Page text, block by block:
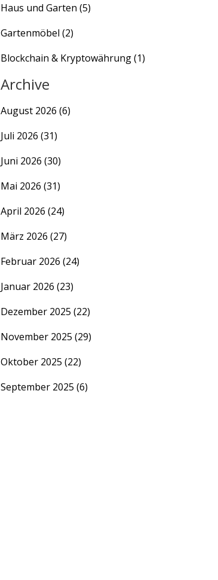
Haus und Garten (5)
Gartenmöbel (2)
Blockchain & Kryptowährung(1)
Archive
August 2026 (6)
Juli 2026 (31)
Juni 2026 (30)
Mai 2026 (31)
April 2026 (24)
März 2026 (27)
Februar 2026 (24)
Januar 2026 (23)
Dezember 2025 (22)
November 2025 (29)
Oktober 2025 (22)
September 2025 (6)